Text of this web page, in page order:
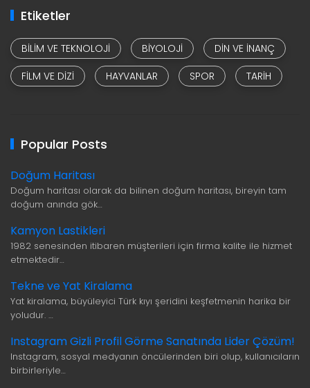
Etiketler
BILIM VE TEKNOLOJI BIYOLOJI
DIN VE INANÇ
FILM VE DIZI
HAYVANLAR SPOR TARIH
Popular Posts
Doğum Haritası
Doğum haritası olarak da bilinen doğum haritası, bireyin tam
doğum anında gök…
Kamyon Lastikleri
1982 senesinden itibaren müşterileri için firma kalite ile hizmet
etmektedir…
Tekne ve Yat Kiralama
Yat kiralama, büyüleyici Türk kıyı şeridini keşfetmenin harika bir
yoludur. …
Instagram Gizli Profil Görme Sanatında Lider Çözüm!
Instagram, sosyal medyanın öncülerinden biri olup, kullanıcıların
birbirleriyle…